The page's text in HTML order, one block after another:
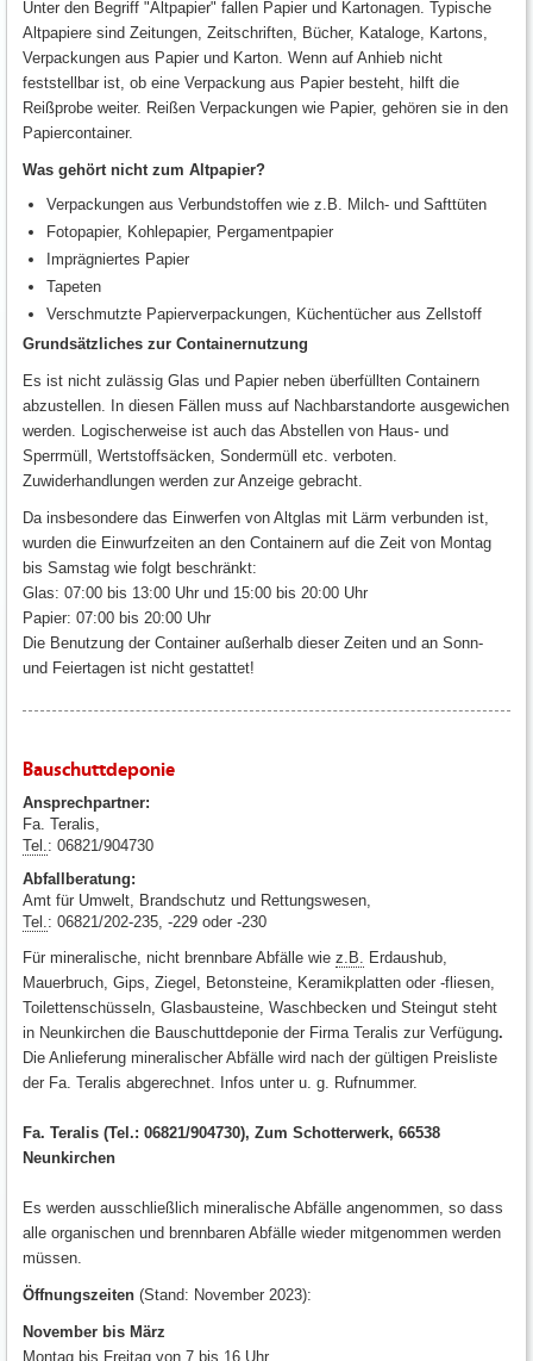
Unter den Begriff "Altpapier" fallen Papier und Kartonagen. Typische
Altpapiere sind Zeitungen, Zeitschriften, Bücher, Kataloge, Kartons,
Verpackungen aus Papier und Karton. Wenn auf Anhieb nicht
feststellbar ist, ob eine Verpackung aus Papier besteht, hilft die
Reißprobe weiter. Reißen Verpackungen wie Papier, gehören sie in den
Papiercontainer.
Was gehört nicht zum Altpapier?
Verpackungen aus Verbundstoffen wie z.B. Milch- und Safttüten
Fotopapier, Kohlepapier, Pergamentpapier
Imprägniertes Papier
Tapeten
Verschmutzte Papierverpackungen, Küchentücher aus Zellstoff
Grundsätzliches zur Containernutzung
Es ist nicht zulässig Glas und Papier neben überfüllten Containern
abzustellen. In diesen Fällen muss auf Nachbarstandorte ausgewichen
werden. Logischerweise ist auch das Abstellen von Haus- und
Sperrmüll, Wertstoffsäcken, Sondermüll etc. verboten.
Zuwiderhandlungen werden zur Anzeige gebracht.
Da insbesondere das Einwerfen von Altglas mit Lärm verbunden ist,
wurden die Einwurfzeiten an den Containern auf die Zeit von Montag
bis Samstag wie folgt beschränkt:
Glas: 07:00 bis 13:00 Uhr und 15:00 bis 20:00 Uhr
Papier: 07:00 bis 20:00 Uhr
Die Benutzung der Container außerhalb dieser Zeiten und an Sonn-
und Feiertagen ist nicht gestattet!
Bauschuttdeponie
Ansprechpartner:
Fa. Teralis,
Tel. : 06821/904730
Abfallberatung:
Amt für Umwelt, Brandschutz und Rettungswesen,
Tel. : 06821/202-235, -229 oder -230
Für mineralische, nicht brennbare Abfälle wie z.B.
Erdaushub,
Mauerbruch, Gips, Ziegel, Betonsteine, Keramikplatten oder -fliesen,
Toilettenschüsseln, Glasbausteine, Waschbecken und Steingut steht
in Neunkirchen die Bauschuttdeponie der Firma Teralis zur Verfügung.
Die Anlieferung mineralischer Abfälle wird nach der gültigen Preisliste
der Fa. Teralis abgerechnet. Infos unter u. g. Rufnummer.
Fa. Teralis (Tel.: 06821/904730), Zum Schotterwerk, 66538
Neunkirchen
Es werden ausschließlich mineralische Abfälle angenommen, so dass
alle organischen und brennbaren Abfälle wieder mitgenommen werden
müssen.
Öffnungszeiten (Stand: November 2023):
November bis März
Montag bis Freitag von 7 bis 16 Uhr